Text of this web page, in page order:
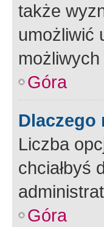
także
umożliwić
Góra
Dlaczego
Liczba
chciałbyś
Góra